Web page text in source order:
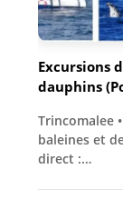
Excursions
dauphins
Trincomalee
baleines et
direct :…